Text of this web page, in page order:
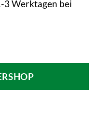
3 Werktagen bei